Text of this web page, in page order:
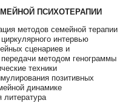
ПСИХОТЕРАПИИ
методов семейной терапии
интервью
сценариев и
методом генограммы
техники
позитивных
динамике
литература